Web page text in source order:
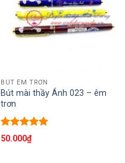
BÚT ÊM TRƠN
Bút mài thầy Ánh 023 – êm
trơn
Được xếp
5.00
50.000₫